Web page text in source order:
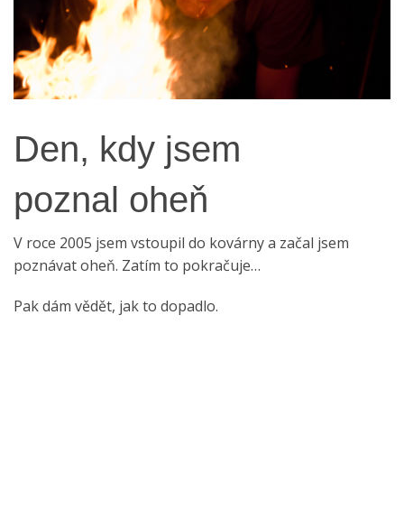
Den, kdy jsem
poznal oheň
V roce 2005 jsem vstoupil do kovárny a začal jsem
poznávat oheň. Zatím to pokračuje…
Pak dám vědět, jak to dopadlo.